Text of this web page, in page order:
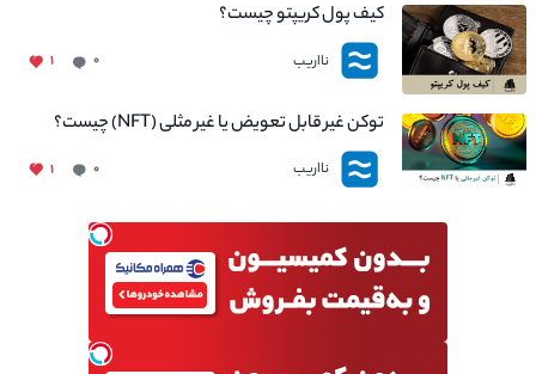
کیف پول کریپتو چیست؟
نااریب ۰ ۱
توکن غیر قابل تعویض یا غیر مثلی (NFT) چیست؟
نااریب ۰ ۱